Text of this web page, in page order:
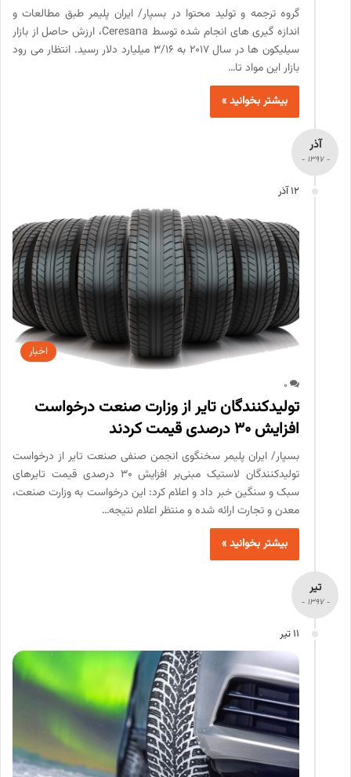
گروه ترجمه و تولید محتوا در بسپار/ ایران پلیمر طبق مطالعات و
اندازه گیری های انجام شده توسط Ceresana، ارزش حاصل از بازار
سیلیکون ها در سال ۲۰۱۷ به 3/16 میلیارد دلار رسید. انتظار می رود
بازار این مواد تا…
بیشتر بخوانید »
آذر
- 1397 -
12 آذر
اخبار
0
تولیدکنندگان تایر از وزارت صنعت درخواست
افزایش ۳۰ درصدی قیمت کردند
بسپار/ ایران پلیمر سخنگوی انجمن صنفی صنعت تایر از درخواست
تولیدکنندگان لاستیک مبنی‌بر افزایش ۳۰ درصدی قیمت تایرهای
سبک و سنگین خبر داد و اعلام کرد: این درخواست به وزارت صنعت،
معدن و تجارت ارائه شده و منتظر اعلام نتیجه…
بیشتر بخوانید »
تیر
- 1397 -
11 تیر